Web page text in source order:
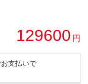
129600 円
支払いで